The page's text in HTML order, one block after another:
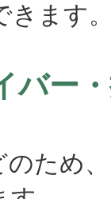
きます
バー
ため